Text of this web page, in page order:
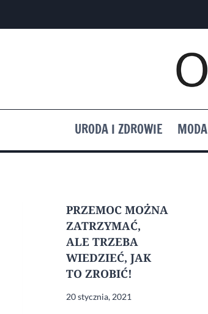
URODA I ZDROWIE MODA
PRZEMOC MOŻNA
ZATRZYMAĆ,
ALE TRZEBA
WIEDZIEĆ, JAK
TO ZROBIĆ!
20 stycznia, 2021